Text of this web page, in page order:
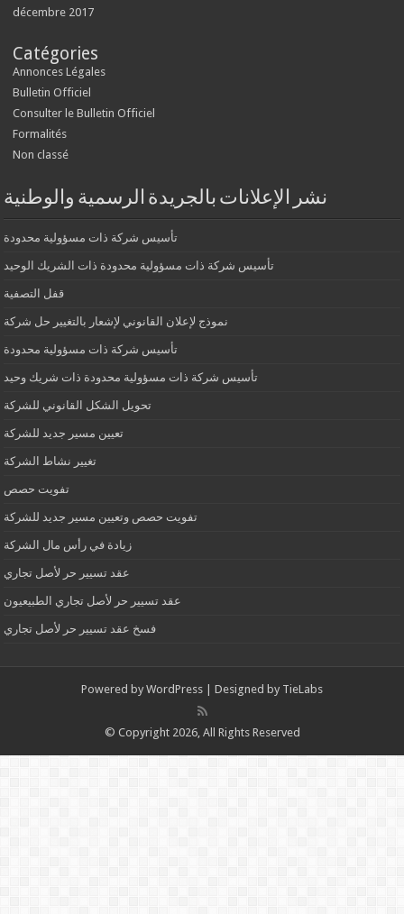
décembre 2017
Catégories
Annonces Légales
Bulletin Officiel
Consulter le Bulletin Officiel
Formalités
Non classé
نشر الإعلانات بالجريدة الرسمية والوطنية
تأسيس شركة ذات مسؤولية محدودة
تأسيس شركة ذات مسؤولية محدودة ذات الشريك الوحيد
قفل التصفية
نموذج لإعلان القانوني لإشعار بالتغيير حل شركة
تأسيس شركة ذات مسؤولية محدودة
تأسيس شركة ذات مسؤولية محدودة ذات شريك وحيد
تحويل الشكل القانوني للشركة
تعيين مسير جديد للشركة
تغيير نشاط الشركة
تفويت حصص
تفويت حصص وتعيين مسير جديد للشركة
زيادة في رأس مال الشركة
عقد تسيير حر لأصل تجاري
عقد تسيير حر لأصل تجاري الطبيعيون
فسخ عقد تسيير حر لأصل تجاري
Powered by WordPress | Designed by TieLabs
© Copyright 2026, All Rights Reserved